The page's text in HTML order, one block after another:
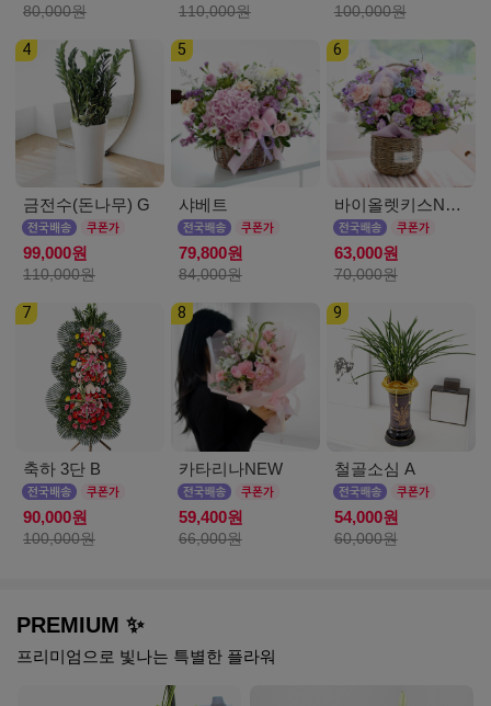
80,000원
110,000원
100,000원
금전수(돈나무) G
99,000원
110,000원
4
샤베트
79,800원
84,000원
5
바이올렛키스NEW
63,000원
70,000원
6
축하 3단 B
90,000원
100,000원
7
카타리나NEW
59,400원
66,000원
8
철골소심 A
54,000원
60,000원
9
PREMIUM ✨
프리미엄으로 빛나는 특별한 플라워